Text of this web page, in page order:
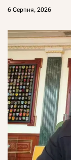
6 Серпня, 2026